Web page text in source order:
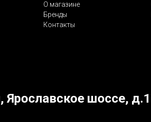
О магазине
Бренды
Контакты
шоссе,